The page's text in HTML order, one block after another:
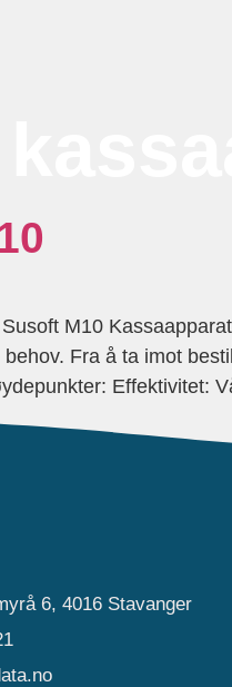
M10
Fra å ta imot
Effektivitet:
6, 4016 Stavanger